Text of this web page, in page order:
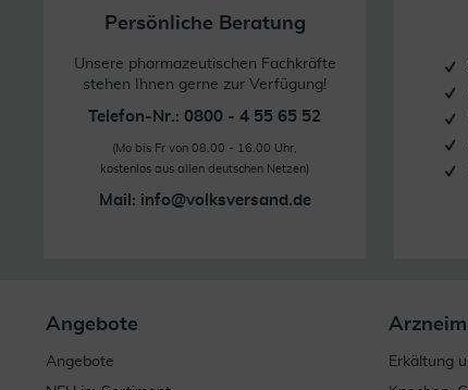
Persönliche Beratung
Unsere pharmazeutischen Fachkräfte
stehen Ihnen gerne zur Verfügung!
Telefon-Nr.: 0800 - 4 55 65 52
(Mo bis Fr von 08.00 - 16.00 Uhr,
kostenlos aus allen deutschen Netzen)
Mail: info@volksversand.de
Angebote
Angebote
Erkältung